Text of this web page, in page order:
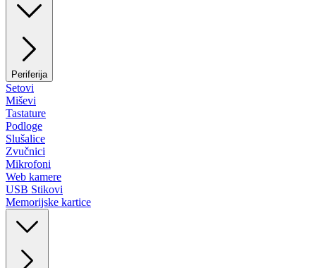
Periferija
Setovi
Miševi
Tastature
Podloge
Slušalice
Zvučnici
Mikrofoni
Web kamere
USB Stikovi
Memorijske kartice